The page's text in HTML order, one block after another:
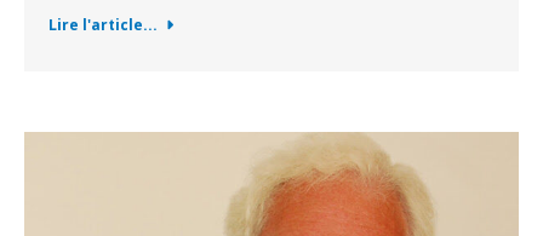
Lire l'article...